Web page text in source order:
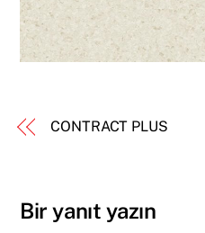
CONTRACT PLUS
Bir yanıt yazın